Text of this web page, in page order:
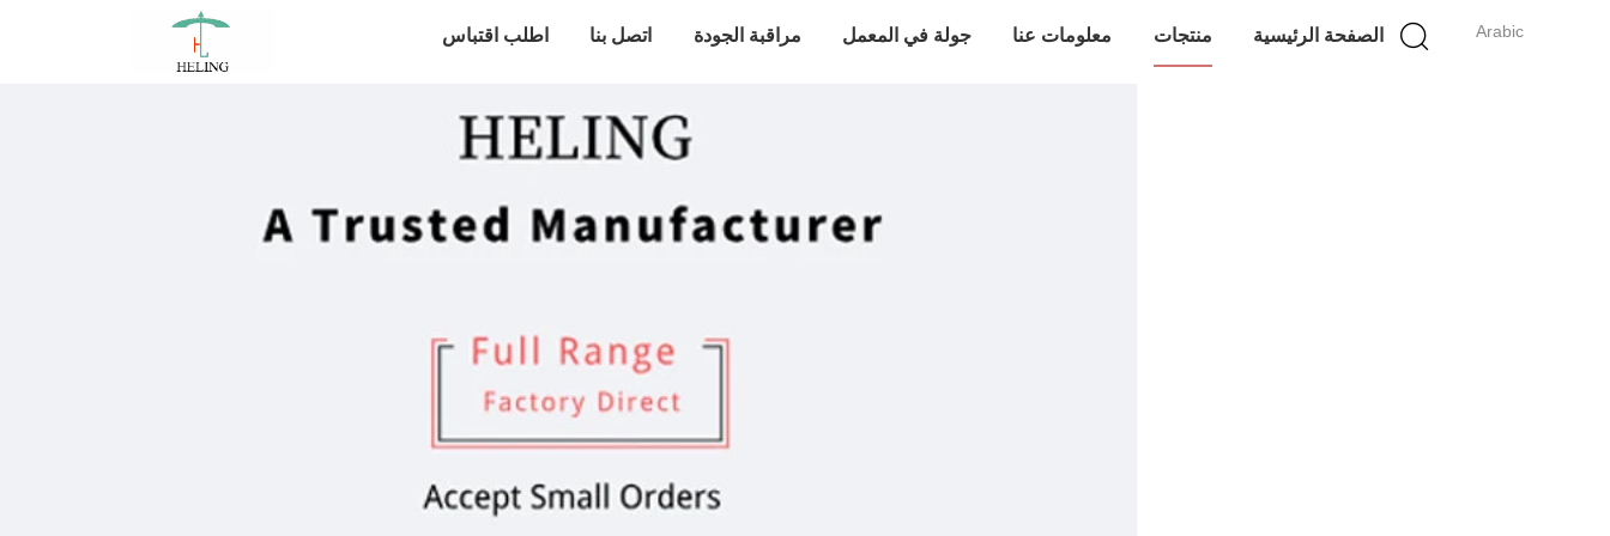
Arabic الصفحة الرئيسية منتجات معلومات عنا جولة في المعمل مراقبة الجودة اتصل بنا اطلب اقتباس